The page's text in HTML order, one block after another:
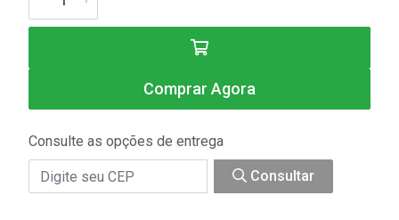
Comprar Agora
Consulte as opções de entrega
Consultar